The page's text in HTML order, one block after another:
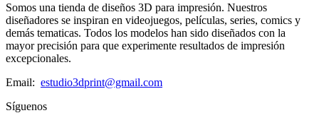
Somos una tienda de diseños 3D para impresión. Nuestros
diseñadores se inspiran en videojuegos, películas, series, comics y
demás tematicas. Todos los modelos han sido diseñados con la
mayor precisión para que experimente resultados de impresión
excepcionales.
Email: estudio3dprint@gmail.com
Síguenos